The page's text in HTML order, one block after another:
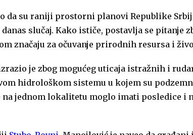
da su raniji prostorni planovi Republike
slučaj. Kako ističe, postavlja se pitanje
značaju za očuvanje prirodnih resursa i
je zbog mogućeg uticaja istražnih i
hidrološkom sistemu u kojem su
na jednom lokalitetu moglo imati posledice i